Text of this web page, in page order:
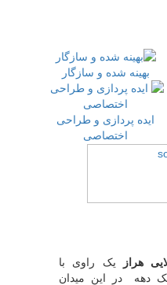
بهینه شده و سازگار
ایده پردازی و طراحی
اختصاصی
هراز
یک راوی با
دهه در این میدان